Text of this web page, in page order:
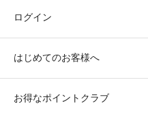
ログイン
はじめてのお客様へ
お得なポイントクラブ